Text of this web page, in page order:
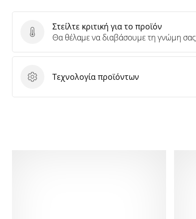
Στείλτε κριτική για το προϊόν
Στείλτε κριτική για το προϊόν
Θα θέλαμε να διαβάσουμε τη γνώμη σας
Τεχνολογία προϊόντων
Τεχνολογία προϊόντων